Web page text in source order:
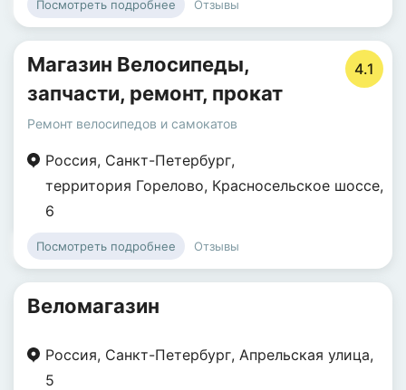
Посмотреть подробнее Отзывы
Магазин Велосипеды,
запчасти, ремонт, прокат
4.1
Ремонт велосипедов и самокатов
Россия, Санкт-Петербург,
территория Горелово, Красносельское шоссе,
6
Посмотреть подробнее Отзывы
Веломагазин
Россия, Санкт-Петербург, Апрельская улица,
5